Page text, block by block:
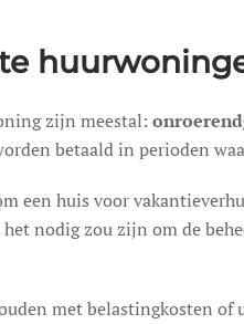
zijn meestal:
betaald in perioden
een huis voor
nodig zou zijn om de
met belastingkosten